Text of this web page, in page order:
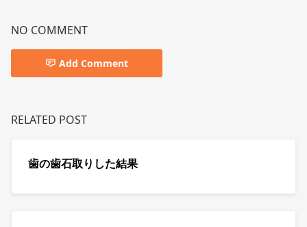
NO COMMENT
Add Comment
RELATED POST
歯の歯石取りした結果